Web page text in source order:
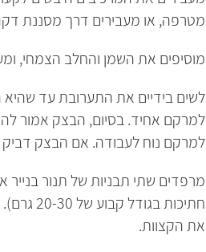
מטרפה, או מעבירים דרך מסננת
מוסיפים את השמן והחלב הצמחי,
לשים בידיים את התערובת עד
למרקם אחיד. בסיום, הבצק אמור
למרקם נוח לעבודה. אם הבצק
מרפדים שתי תבניות של תנור
חתיכות בגודל קבוע של 20-30 גרם). יוצרים בעדינות צורת נחש מכל אחד מהגושים ומקפלים באמצע,
את הקצוות.